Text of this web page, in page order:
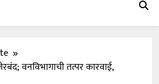
लक्ष्मण भाऊसाहेब भुजबळ
वनविभागाची तत्पर कारवाई,